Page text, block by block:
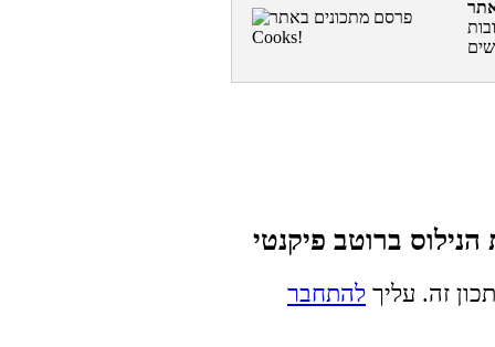
זה. עליך להתחבר